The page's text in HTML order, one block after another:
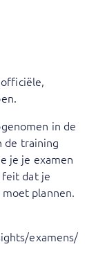
in de
de training
je je examen
dat je
plannen.
examens/